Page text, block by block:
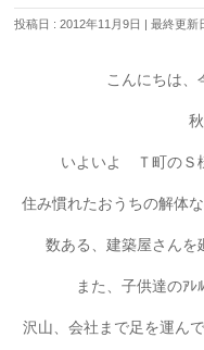
投稿日 : 2012年11月9日 最終更新
こんにちは、
いよいよ Ｔ町のＳ
住み慣れたおうちの解体
数ある、建築屋さんを
また、子供達のｱﾚ
沢山、会社まで足を運ん